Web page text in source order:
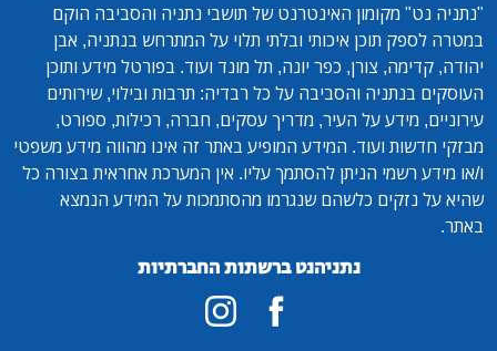
"נתניה נט" מקומון האינטרנט של תושבי נתניה והסביבה הוקם
במטרה לספק תוכן איכותי ובלתי תלוי על המתרחש בנתניה, אבן
יהודה, קדימה, צורן, כפר יונה, תל מונד ועוד. בפורטל מידע ותוכן
העוסקים בנתניה והסביבה על כל רבדיה: תרבות ובילוי, שירותים
עירוניים, מידע על העיר, מדריך עסקים, חברה, רכילות, ספורט,
מבזקי חדשות ועוד. המידע המופיע באתר זה אינו מהווה מידע משפטי
ו/או מידע רשמי הניתן להסתמך עליו. אין המערכת אחראית בצורה כל
שהיא על נזקים כלשהם שנגרמו מהסתמכות על המידע הנמצא
באתר.
נתניהנט ברשתות החברתיות